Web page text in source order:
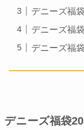
デニーズ福
デニーズ福
デニーズ福
デニーズ福袋